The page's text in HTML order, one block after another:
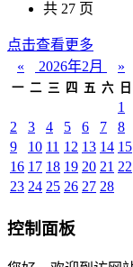
共 27 页
点击查看更多
«
2026年2月 »
一 二 三 四 五 六 日
1
2
3 4 5 6 7
8
9
10 11 12 13 14 15
16 17 18 19 20 21 22
23 24 25 26 27 28
控制面板